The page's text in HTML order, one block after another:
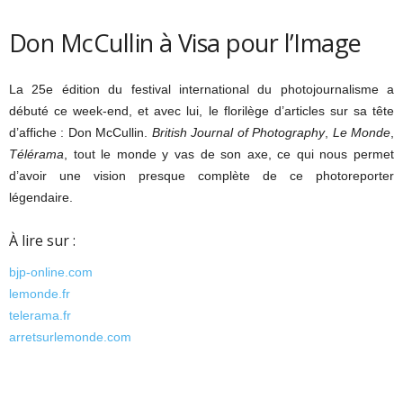
Don McCullin à Visa pour l’Image
La 25e édition du festival international du photojournalisme a
débuté ce week-end, et avec lui, le florilège d’articles sur sa tête
d’affiche : Don McCullin. British Journal of Photography, Le Monde,
Télérama, tout le monde y vas de son axe, ce qui nous permet
d’avoir une vision presque complète de ce photoreporter
légendaire.
À lire sur :
bjp-online.com
lemonde.fr
telerama.fr
arretsurlemonde.com